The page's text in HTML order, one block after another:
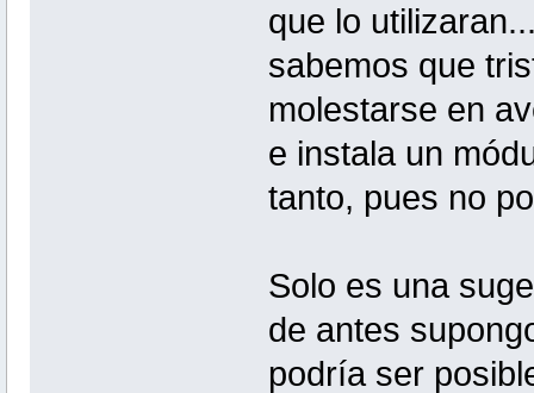
que lo
sabemos que
molestarse en
e instala un
tanto, pues no
Solo es una
de antes
podría ser